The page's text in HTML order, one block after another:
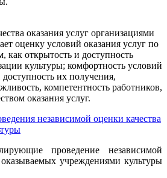
оказания услуг организациями
оценку условий оказания услуг по
как открытость и доступность
культуры; комфортность условий
их получения,
компетентность работников,
оказания услуг.
независимой оценки качества
проведение независимой
учреждениями культуры